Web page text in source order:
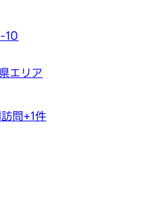
10
エリア
問+1件